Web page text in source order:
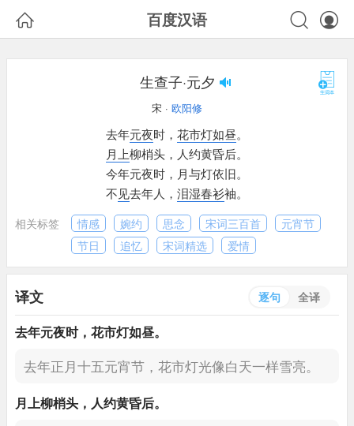
 百度汉语 

生查子·元夕
宋 · 欧阳修
去年元夜时， 花市灯如昼。
月上柳梢头， 人约黄昏后。
今年元夜时， 月与灯依旧。
不见去年人， 泪湿春衫袖。
相关标签 情感 婉约 思念 宋词三百首
元宵节
节日
追忆 宋词精选 爱情
译文 逐句 全译
去年元夜时， 花市灯如昼。
去年正月十五元宵节， 花市灯光像白天一样雪亮。
月上柳梢头， 人约黄昏后。